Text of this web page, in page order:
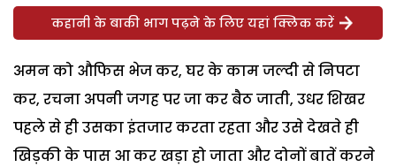
कहानी के बाकी भाग पढ़ने के लिए यहां क्लिक करें
अमन को औफिस भेज कर, घर के काम जल्दी से निपटा
कर, रचना अपनी जगह पर जा कर बैठ जाती, उधर शिखर
पहले से ही उसका इंतजार करता रहता और उसे देखते ही
खिड़की के पास आ कर खड़ा हो जाता और दोनों बातें करने